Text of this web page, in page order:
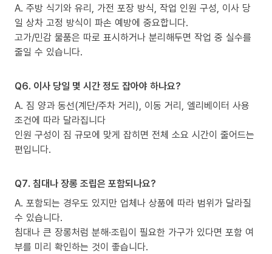
A. 주방 식기와 유리, 가전 포장 방식, 작업 인원 구성, 이사 당
일 상차 고정 방식이 파손 예방에 중요합니다.
고가/민감 물품은 따로 표시하거나 분리해두면 작업 중 실수를
줄일 수 있습니다.
Q6. 이사 당일 몇 시간 정도 잡아야 하나요?
A. 짐 양과 동선(계단/주차 거리), 이동 거리, 엘리베이터 사용
조건에 따라 달라집니다
인원 구성이 짐 규모에 맞게 잡히면 전체 소요 시간이 줄어드는
편입니다.
Q7. 침대나 장롱 조립은 포함되나요?
A. 포함되는 경우도 있지만 업체나 상품에 따라 범위가 달라질
수 있습니다.
침대나 큰 장롱처럼 분해·조립이 필요한 가구가 있다면 포함 여
부를 미리 확인하는 것이 좋습니다.